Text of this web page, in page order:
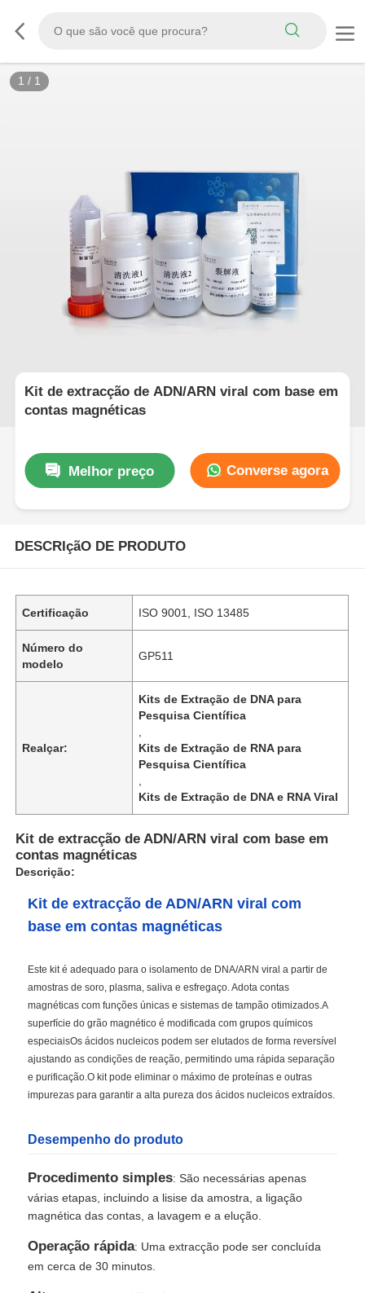
1 / 1
Kit de extracção de ADN/ARN viral com base em
contas magnéticas
Melhor preço Converse agora
DESCRIçãO DE PRODUTO
Certificação ISO 9001, ISO 13485
Número do
modelo
GP511
Realçar:
Kits de Extração de DNA para
Pesquisa Científica
Kits de Extração de RNA para
Pesquisa Científica
Kits de Extração de DNA e RNA Viral
Kit de extracção de ADN/ARN viral com base em
contas magnéticas
Descrição:
Kit de extracção de ADN/ARN viral com
base em contas magnéticas
Este kit é adequado para o isolamento de DNA/ARN viral a partir de
amostras de soro, plasma, saliva e esfregaço. Adota contas
magnéticas com funções únicas e sistemas de tampão otimizados.A
superfície do grão magnético é modificada com grupos químicos
especiaisOs ácidos nucleicos podem ser elutados de forma reversível
ajustando as condições de reação, permitindo uma rápida separação
e purificação.O kit pode eliminar o máximo de proteínas e outras
impurezas para garantir a alta pureza dos ácidos nucleicos extraídos.
Desempenho do produto
Procedimento simples: São necessárias apenas
várias etapas, incluindo a lisise da amostra, a ligação
magnética das contas, a lavagem e a elução.
Operação rápida: Uma extracção pode ser concluída
em cerca de 30 minutos.